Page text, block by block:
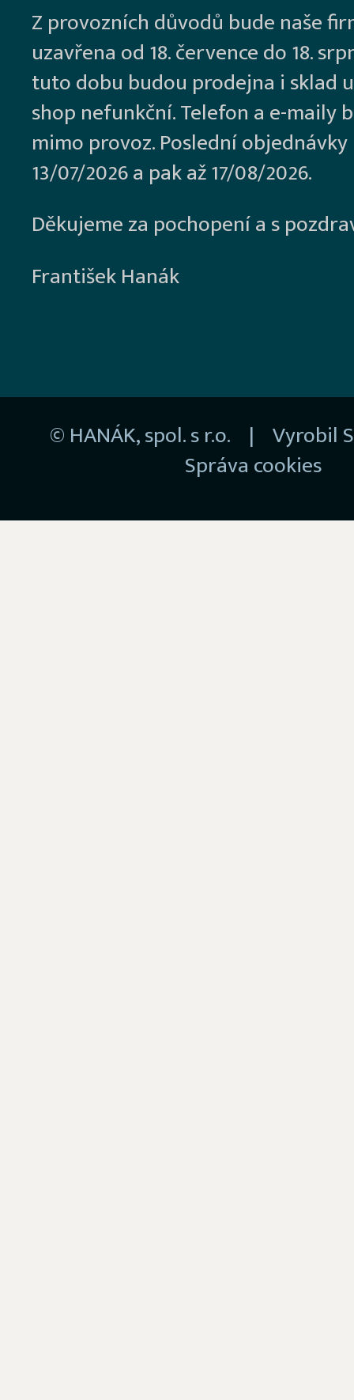
Z provozních důvodů bude naše
uzavřena od 18. července do 18.
tuto dobu budou prodejna i sklad
shop nefunkční. Telefon a e-maily
mimo provoz. Poslední
13/07/2026 a pak až 17/08/2026.
Děkujeme za pochopení a s
František Hanák
© HANÁK, spol. s r.o. | Vyrobil
Správa cookies